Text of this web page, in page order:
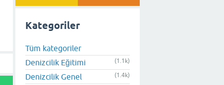
Kategoriler
Tüm kategoriler
Denizcilik Eğitimi
(1.1k)
Denizcilik Genel (1.4k)